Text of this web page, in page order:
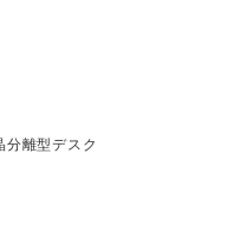
分離型デスク